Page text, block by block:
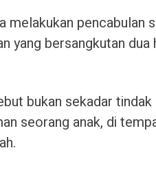
melakukan pencabulan
yang bersangkutan dua
bukan sekadar tindak
seorang anak, di